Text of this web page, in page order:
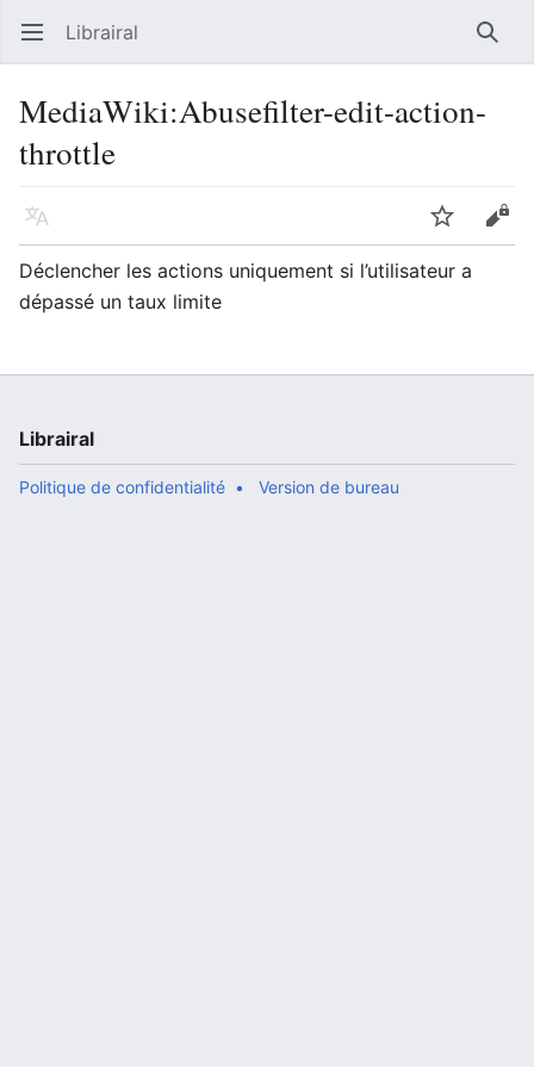
Ouvrir le menu principal Librairal
MediaWiki:Abusefilter-edit-action-
throttle
Langue Suivre
Déclencher les actions uniquement si l’utilisateur a
dépassé un taux limite
Librairal
Politique de confidentialité Version de bureau